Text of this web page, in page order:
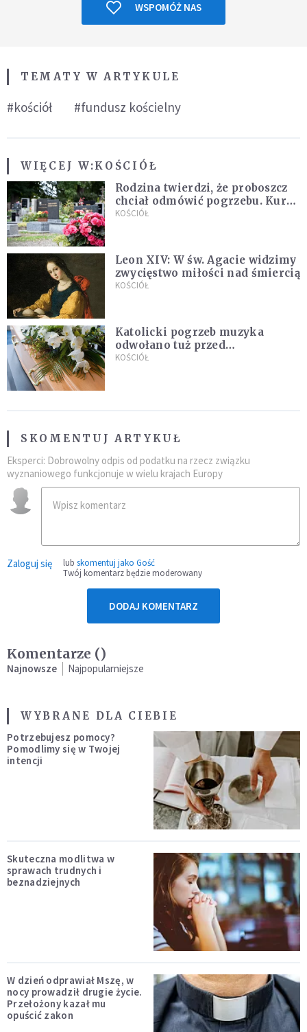
WSPOMÓŻ NAS
TEMATY W ARTYKULE
#kościół #fundusz kościelny
WIĘCEJ W:KOŚCIÓŁ
Rodzina twierdzi, że proboszcz
chciał odmówić pogrzebu. Kuria
zapowiada wyjaśnienia
KOŚCIÓŁ
Leon XIV: W św. Agacie widzimy
zwycięstwo miłości nad śmiercią
KOŚCIÓŁ
Katolicki pogrzeb muzyka
odwołano tuż przed
uroczystością. Powodem była
KOŚCIÓŁ
SKOMENTUJ ARTYKUŁ
Eksperci: Dobrowolny odpis od podatku na rzecz związku
wyznaniowego funkcjonuje w wielu krajach Europy
Zaloguj się lub skomentuj jako Gość
Twój komentarz będzie moderowany
DODAJ KOMENTARZ
Komentarze ()
Najnowsze Najpopularniejsze
WYBRANE DLA CIEBIE
Potrzebujesz pomocy?
Pomodlimy się w Twojej
intencji
Skuteczna modlitwa w
sprawach trudnych i
beznadziejnych
W dzień odprawiał Mszę, w
nocy prowadził drugie życie.
Przełożony kazał mu
opuścić zakon